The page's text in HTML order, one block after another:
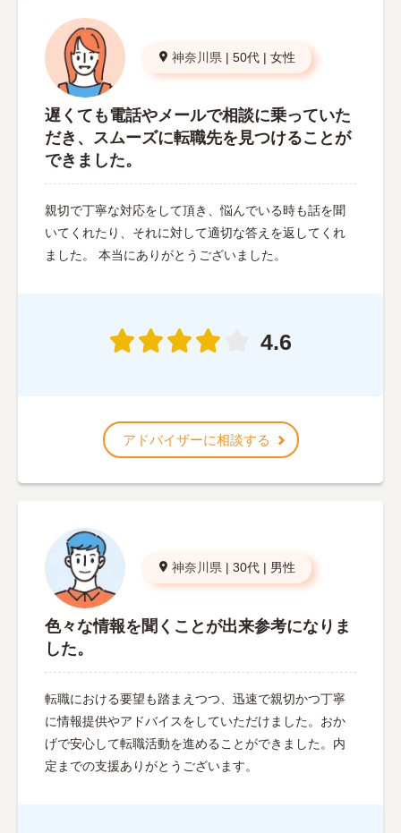
神奈川県 | 50代 | 女性
遅くても電話やメールで相談に乗っていた
だき、スムーズに転職先を見つけることが
できました。
親切で丁寧な対応をして頂き、悩んでいる時も話を聞
いてくれたり、それに対して適切な答えを返してくれ
ました。 本当にありがとうございました。
4.6
アドバイザーに相談する
神奈川県 | 30代 | 男性
色々な情報を聞くことが出来参考になりま
した。
転職における要望も踏まえつつ、迅速で親切かつ丁寧
に情報提供やアドバイスをしていただけました。おか
げで安心して転職活動を進めることができました。内
定までの支援ありがとうございます。